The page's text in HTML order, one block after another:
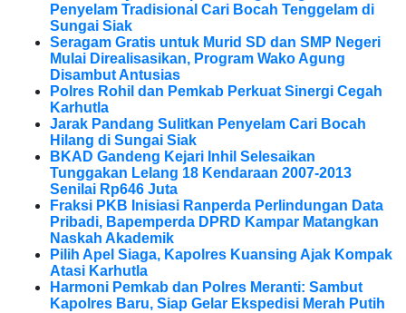
Penyelam Tradisional Cari Bocah Tenggelam di
Sungai Siak
Seragam Gratis untuk Murid SD dan SMP Negeri
Mulai Direalisasikan, Program Wako Agung
Disambut Antusias
Polres Rohil dan Pemkab Perkuat Sinergi Cegah
Karhutla
Jarak Pandang Sulitkan Penyelam Cari Bocah
Hilang di Sungai Siak
BKAD Gandeng Kejari Inhil Selesaikan
Tunggakan Lelang 18 Kendaraan 2007-2013
Senilai Rp646 Juta
Fraksi PKB Inisiasi Ranperda Perlindungan Data
Pribadi, Bapemperda DPRD Kampar Matangkan
Naskah Akademik
Pilih Apel Siaga, Kapolres Kuansing Ajak Kompak
Atasi Karhutla
Harmoni Pemkab dan Polres Meranti: Sambut
Kapolres Baru, Siap Gelar Ekspedisi Merah Putih